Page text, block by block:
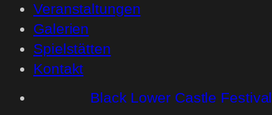
Veranstaltungen
Galerien
Spielstätten
Kontakt
Black Lower Castle Festival